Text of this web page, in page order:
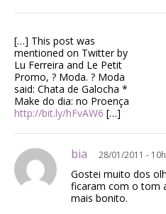
[…] This post was
mentioned on Twitter by
Lu Ferreira and Le Petit
Promo, ? Moda. ? Moda
said: Chata de Galocha *
Make do dia: no Proença
http://bit.ly/hFvAW6 […]
bia 28/01/2011 -
Gostei muito dos
ficaram com o tom
mais bonito.